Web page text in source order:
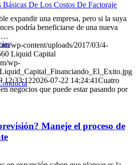
Básicas De Los Costos De Factoraje
expandir una empresa, pero si la suya
podría beneficiarse de una nueva
wp-content/uploads/2017/03/4-
Liquid Capital
wp-
12:33:122026-07-22 14:24:41Cuatro
negocios que puede estar pasando por
Maneje el proceso de